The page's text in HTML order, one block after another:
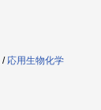
/ 応用生物化学